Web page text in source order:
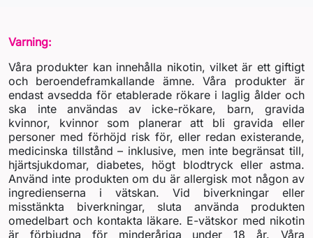
Varning:
Våra produkter kan innehålla nikotin, vilket är ett giftigt
och beroendeframkallande ämne. Våra produkter är
endast avsedda för etablerade rökare i laglig ålder och
ska inte användas av icke-rökare, barn, gravida
kvinnor, kvinnor som planerar att bli gravida eller
personer med förhöjd risk för, eller redan existerande,
medicinska tillstånd – inklusive, men inte begränsat till,
hjärtsjukdomar, diabetes, högt blodtryck eller astma.
Använd inte produkten om du är allergisk mot någon av
ingredienserna i vätskan. Vid biverkningar eller
misstänkta biverkningar, sluta använda produkten
omedelbart och kontakta läkare. E-vätskor med nikotin
är förbjudna för minderåriga under 18 år. Våra